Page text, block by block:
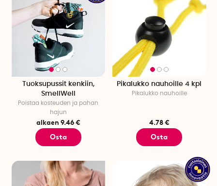
Tuoksupussit kenkiin,
SmellWell
Poistaa kosteuden ja pahan
hajun
alkaen 9.46 €
Osta
Pikalukko nauhoille 4 kpl
Pikalukko nauhoille
4.78 €
Osta